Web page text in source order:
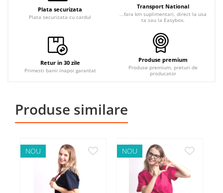
Plata securizata
Plata securizata cu cardul
Transport National
...fara km suplimentari, direct la usa
ta sau la Easybox.
Retur in 30 zile
Primesti banii inapoi garantat
Produse premium
Produse premium, preturi de
producator
Produse similare
NOU NOU